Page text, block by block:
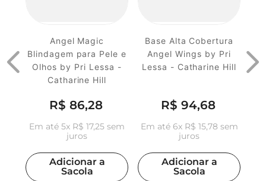
Angel Magic
Blindagem para Pele e
Olhos by Pri Lessa -
Catharine Hill
R$ 86,28
Em até 5x R$ 17,25 sem
juros
Adicionar a
Sacola
Base Alta Cobertura
Angel Wings by Pri
Lessa - Catharine Hill
R$ 94,68
Em até 6x R$ 15,78 sem
juros
Adicionar a
Sacola